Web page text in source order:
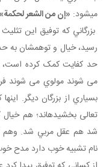
مي شود: «إن من الشعر لحکمة»
بزرگاني که توفيق اين
رسيد، خيال و توهمشان به
حد کفايت کمک کرده
می شوند مولوي می شوند
بسياري از بزرگان ديگر.
تعالی بخشيده اند؛ هم
شد هم عقل مربي شد. وهم
نام تشبيه خوب دارد مدح